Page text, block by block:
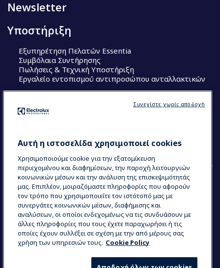
Newsletter
Υποστήριξη
Εξυπηρέτηση Πελατών Essentia
Συμβόλαια Συντήρησης
Πωλήσεις & Τεχνική Υποστήριξη
Εργαλείο εντοπισμού αντιπροσώπου ανταλλακτικών
Electrolux Professional Ακαδημία Chef
COUNTRY AND LANGUAGE
Η ΕΠΙΛΟΓΉ ΣΑΣ: ΕΛΛΗΝΙΚΆ
Data Privacy Statement
Cookie Policy
Όροι και προϋποθέσεις
Αυτή η ιστοσελίδα χρησιμοποιεί cookies
Χρησιμοποιούμε cookie για την εξατομίκευση
περιεχομένου και διαφημίσεων, την παροχή λειτουργιών
κοινωνικών μέσων και την ανάλυση της επισκεψιμότητάς
μας. Επιπλέον, μοιραζόμαστε πληροφορίες που αφορούν
τον τρόπο που χρησιμοποιείτε τον ιστότοπό μας με
συνεργάτες κοινωνικών μέσων, διαφήμισης και
αναλύσεων, οι οποίοι ενδεχομένως να τις συνδυάσουν με
άλλες πληροφορίες που τους έχετε παραχωρήσει ή τις
οποίες έχουν συλλέξει σε σχέση με την από μέρους σας
χρήση των υπηρεσιών τους. Cookie Policy
Συνεχίστε χωρίς αποδοχή